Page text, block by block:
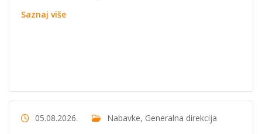
Saznaj više
05.08.2026. Nabavke, Generalna direkcija